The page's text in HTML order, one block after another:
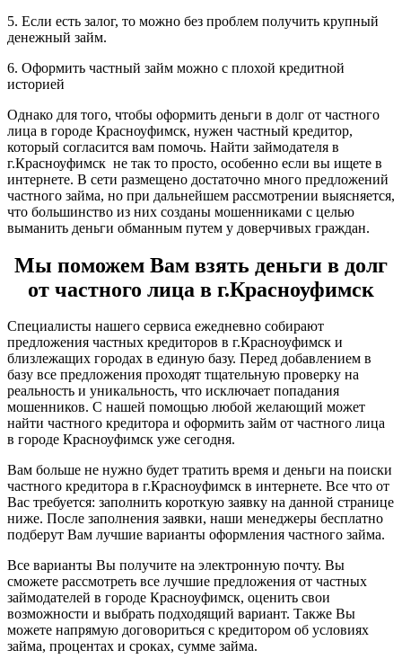
5. Если есть залог, то можно без проблем получить крупный
денежный займ.
6. Оформить частный займ можно с плохой кредитной
историей
Однако для того, чтобы оформить деньги в долг от частного
лица в городе Красноуфимск, нужен частный кредитор,
который согласится вам помочь. Найти займодателя в
г.Красноуфимск не так то просто, особенно если вы ищете в
интернете. В сети размещено достаточно много предложений
частного займа, но при дальнейшем рассмотрении выясняется,
что большинство из них созданы мошенниками с целью
выманить деньги обманным путем у доверчивых граждан.
Мы поможем Вам взять деньги в долг
от частного лица в г.Красноуфимск
Специалисты нашего сервиса ежедневно собирают
предложения частных кредиторов в г.Красноуфимск и
близлежащих городах в единую базу. Перед добавлением в
базу все предложения проходят тщательную проверку на
реальность и уникальность, что исключает попадания
мошенников. С нашей помощью любой желающий может
найти частного кредитора и оформить займ от частного лица
в городе Красноуфимск уже сегодня.
Вам больше не нужно будет тратить время и деньги на поиски
частного кредитора в г.Красноуфимск в интернете. Все что от
Вас требуется: заполнить короткую заявку на данной странице
ниже. После заполнения заявки, наши менеджеры бесплатно
подберут Вам лучшие варианты оформления частного займа.
Все варианты Вы получите на электронную почту. Вы
сможете рассмотреть все лучшие предложения от частных
займодателей в городе Красноуфимск, оценить свои
возможности и выбрать подходящий вариант. Также Вы
можете напрямую договориться с кредитором об условиях
займа, процентах и сроках, сумме займа.